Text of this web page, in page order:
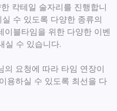
칵테일 술자리를 진행합니
수 있도록 다양한 종류의
이블타임을 위한 다양한 이벤
실 수 있습니다.
의 요청에 따라 타임 연장이
용하실 수 있도록 최선을 다